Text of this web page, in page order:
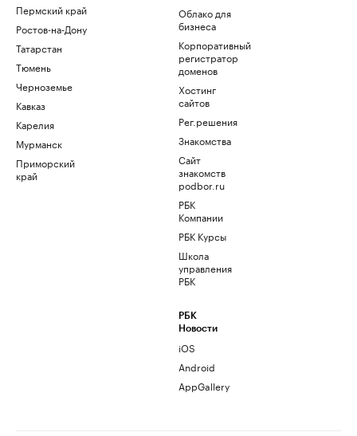
Пермский край
Ростов-на-Дону
Татарстан
Тюмень
Черноземье
Кавказ
Карелия
Мурманск
Приморский
край
Облако для
бизнеса
Корпоративный
регистратор
доменов
Хостинг
сайтов
Рег.решения
Знакомства
Сайт
знакомств
podbor.ru
РБК
Компании
РБК Курсы
Школа
управления
РБК
РБК
Новости
iOS
Android
AppGallery